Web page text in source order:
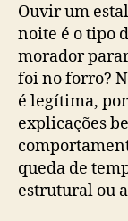
Ouvir um
noite é o tipo
morador
foi no forro?
é legítima,
explicações
queda de
estrutural ou